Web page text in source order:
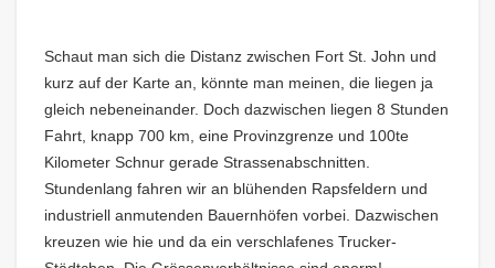
Schaut man sich die Distanz zwischen Fort St. John und
kurz auf der Karte an, könnte man meinen, die liegen ja
gleich nebeneinander. Doch dazwischen liegen 8 Stunden
Fahrt, knapp 700 km, eine Provinzgrenze und 100te
Kilometer Schnur gerade Strassenabschnitten.
Stundenlang fahren wir an blühenden Rapsfeldern und
industriell anmutenden Bauernhöfen vorbei. Dazwischen
kreuzen wie hie und da ein verschlafenes Trucker-